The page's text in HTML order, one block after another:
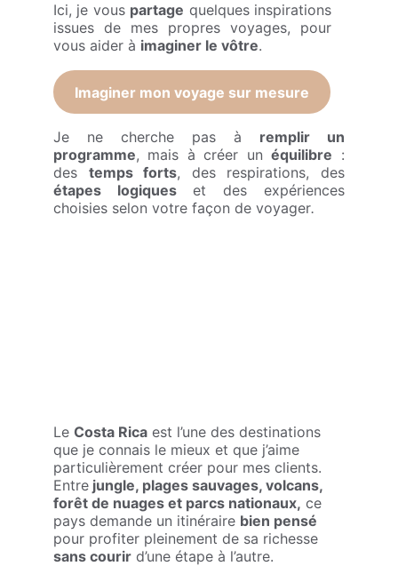
Ici, je vous partage quelques inspirations
issues de mes propres voyages, pour
vous aider à imaginer le vôtre.
Imaginer mon voyage sur mesure
Je ne cherche pas à remplir un
programme, mais à créer unéquilibre :
des temps forts, des respirations, des
étapes logiqueset des expériences
choisies selon votre façon de voyager.
Le Costa Rica est l’une des destinations
que je connais le mieux et que j’aime
particulièrement créer pour mes clients.
Entre jungle, plages sauvages, volcans,
forêt de nuages et parcs nationaux, ce
pays demande un itinéraire bien pensé
pour profiter pleinement de sa richesse
sans courir d’une étape à l’autre.